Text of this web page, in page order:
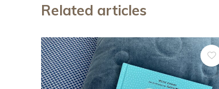
Related articles